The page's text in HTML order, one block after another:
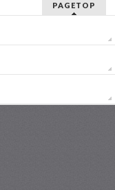
PAGETOP